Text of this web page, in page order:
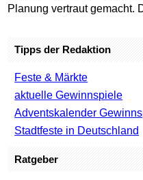
Planung vertraut gemacht.
Tipps der Redaktion
Feste & Märkte
aktuelle Gewinnspiele
Adventskalender
Stadtfeste in Deutschland
Ratgeber